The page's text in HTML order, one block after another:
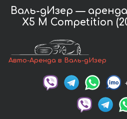
Валь-дИзер —
X5 M Competition
Авто-Аренда в Валь-дИзер